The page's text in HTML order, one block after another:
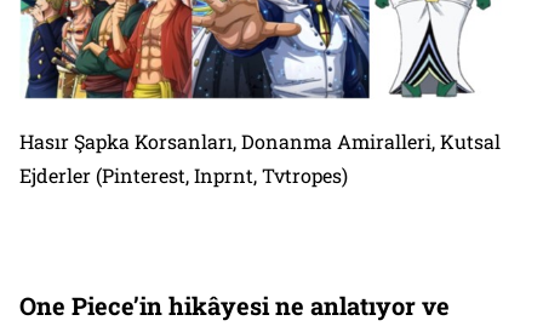
Hasır Şapka Korsanları, Donanma Amiralleri, Kutsal
Ejderler (Pinterest, Inprnt, Tvtropes)
One Piece’in hikâyesi ne anlatıyor ve